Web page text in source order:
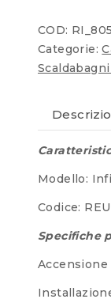
COD:
Categorie:
Modello:
Codice:
Specifiche